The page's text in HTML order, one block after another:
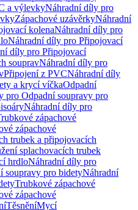
a výlevkyNáhradní díly pro
Zápachové uzávěrkyNáhradní
kolenaNáhradní díly pro
Náhradní díly pro Připojovací
díly pro Připojovací
soupravNáhradní díly pro
Připojení z PVCNáhradní díly
a krycí víčkaOdpadní
pro Odpadní soupravy pro
Náhradní díly pro
zápachové
zápachové
trubek a připojovacích
splachovacích trubek
hrdloNáhradní díly pro
soupravy pro bidetyNáhradní
Trubkové zápachové
zápachové
TěsněníMycí